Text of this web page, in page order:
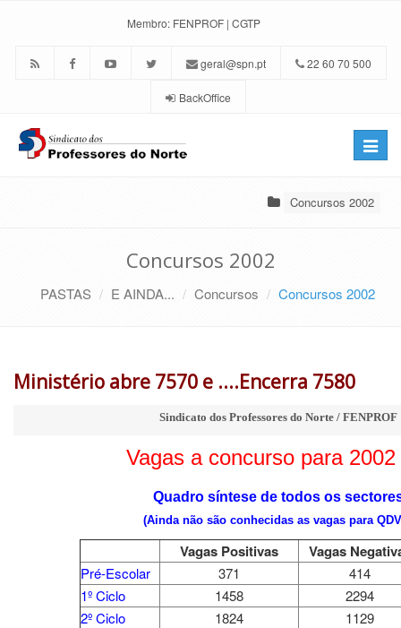
Membro: FENPROF | CGTP
geral@spn.pt 22 60 70 500
BackOffice
Toggle
Concursos 2002
Concursos 2002
PASTAS E AINDA... Concursos Concursos 2002
Ministério abre 7570 e ....Encerra 7580
Sindicato dos Professores do Norte / FENPROF
Vagas a concurso para 2002
Quadro síntese de todos os
(Ainda não são conhecidas as vagas para
Vagas Positivas Vagas
Pré-Escolar 371
414
1º Ciclo
1458
2294
2º Ciclo
1824
1129